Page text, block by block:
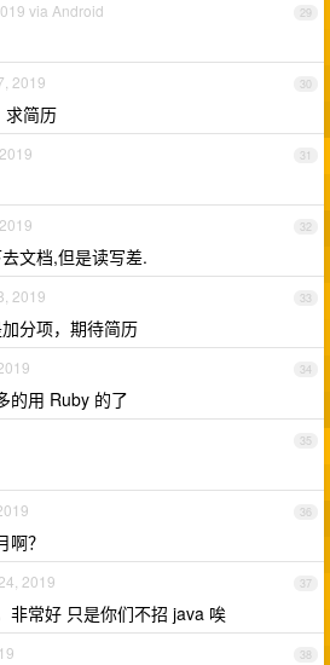
29
via Android
30
2019
求简历
31
32
文档,但是读写差.
33
2019
分项，期待简历
34
的用 Ruby 的了
35
36
？
37
2019
非常好 只是你们不招 java 唉
38